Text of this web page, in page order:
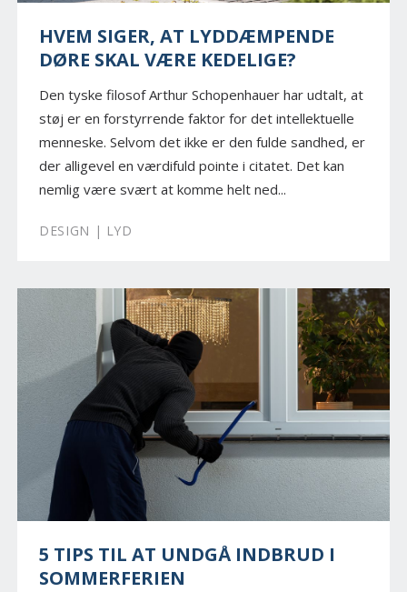
HVEM SIGER, AT LYDDÆMPENDE
DØRE SKAL VÆRE KEDELIGE?
Den tyske filosof Arthur Schopenhauer har udtalt, at
støj er en forstyrrende faktor for det intellektuelle
menneske. Selvom det ikke er den fulde sandhed, er
der alligevel en værdifuld pointe i citatet. Det kan
nemlig være svært at komme helt ned...
DESIGN | LYD
5 TIPS TIL AT UNDGÅ INDBRUD I
SOMMERFERIEN